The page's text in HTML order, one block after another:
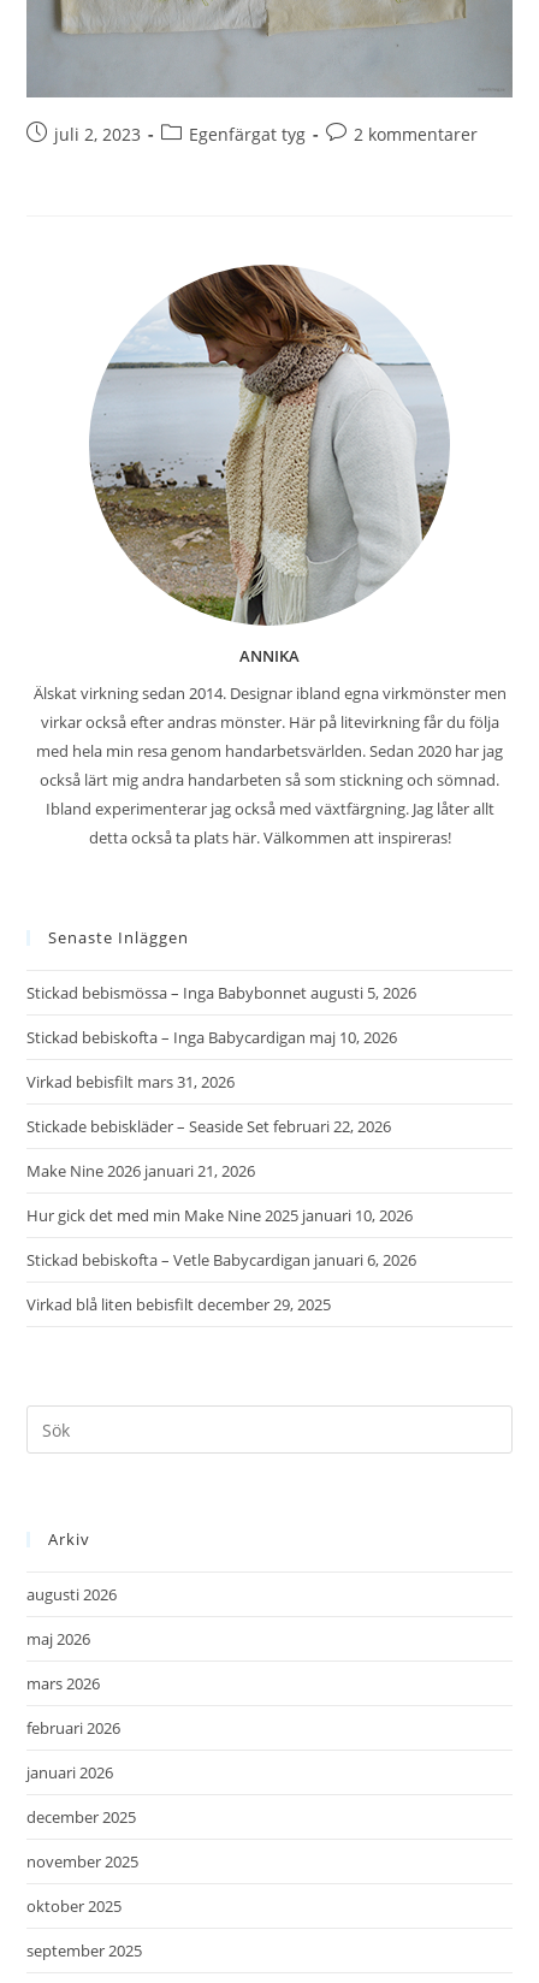
juli 2, 2023 Egenfärgat tyg 2 kommentarer
ANNIKA
Älskat virkning sedan 2014. Designar ibland egna virkmönster men
virkar också efter andras mönster. Här på litevirkning får du följa
med hela min resa genom handarbetsvärlden. Sedan 2020 har jag
också lärt mig andra handarbeten så som stickning och sömnad.
Ibland experimenterar jag också med växtfärgning. Jag låter allt
detta också ta plats här. Välkommen att inspireras!
Senaste Inläggen
Stickad bebismössa – Inga Babybonnetaugusti 5, 2026
Stickad bebiskofta – Inga Babycardigan maj 10, 2026
Virkad bebisfilt mars 31, 2026
Stickade bebiskläder – Seaside Setfebruari 22, 2026
Make Nine 2026 januari 21, 2026
Hur gick det med min Make Nine 2025 januari 10, 2026
Stickad bebiskofta – Vetle Babycardigan januari 6, 2026
Virkad blå liten bebisfiltdecember 29, 2025
Arkiv
augusti 2026
maj 2026
mars 2026
februari 2026
januari 2026
december 2025
november 2025
oktober 2025
september 2025